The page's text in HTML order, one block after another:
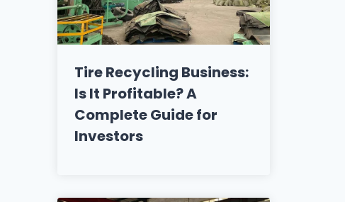
Tire Recycling Business:
Is It Profitable? A
Complete Guide for
Investors